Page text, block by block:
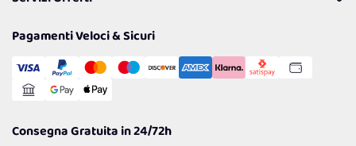
Politiche per la parità di genere
Cookie Policy
Gestisci Cookie
Reso Facile e Veloce
Pagamenti Veloci & Sicuri
Consegna Gratuita in 24/72h